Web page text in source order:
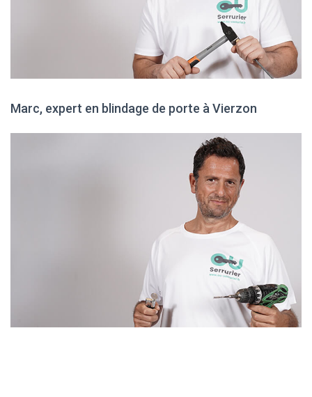
Marc, expert en blindage de porte à Vierzon